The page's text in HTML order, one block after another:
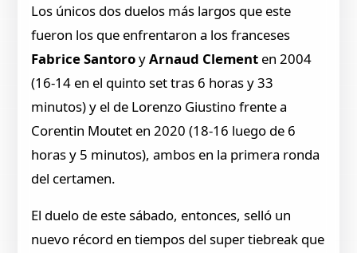
Los únicos dos duelos más largos que este
fueron los que enfrentaron a los franceses
Fabrice SantoroyArnaud Clement en 2004
(16-14 en el quinto set tras 6 horas y 33
minutos) y el de Lorenzo Giustino frente a
Corentin Moutet en 2020 (18-16 luego de 6
horas y 5 minutos), ambos en la primera ronda
del certamen.
El duelo de este sábado, entonces, selló un
nuevo récord en tiempos del super tiebreak que